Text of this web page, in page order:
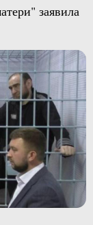
заявила